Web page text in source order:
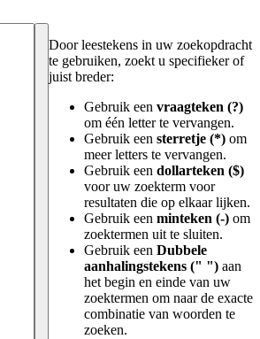
Door leestekens in uw zoekopdracht
te gebruiken, zoekt u specifieker of
juist breder:
Gebruik een vraagteken (?)
om één letter te vervangen.
Gebruik een sterretje (*) om
meer letters te vervangen.
Gebruik een dollarteken ($)
voor uw zoekterm voor
resultaten die op elkaar lijken.
Gebruik een minteken (-) om
zoektermen uit te sluiten.
Gebruik een Dubbele
aanhalingstekens (" ") aan
het begin en einde van uw
zoektermen om naar de exacte
combinatie van woorden te
zoeken.